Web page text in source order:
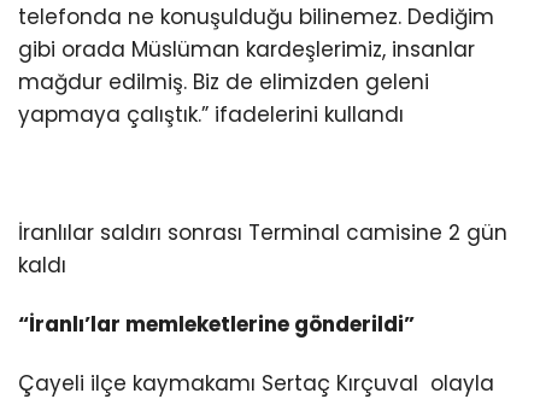
telefonda ne konuşulduğu bilinemez. Dediğim
gibi orada Müslüman kardeşlerimiz, insanlar
mağdur edilmiş. Biz de elimizden geleni
yapmaya çalıştık.” ifadelerini kullandı
İranlılar saldırı sonrası Terminal camisine 2 gün
kaldı
“İranlı’lar memleketlerine gönderildi”
Çayeli ilçe kaymakamı Sertaç Kırçuval olayla